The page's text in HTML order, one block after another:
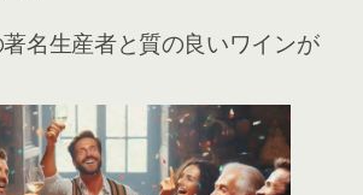
名生産者と質の良いワインが